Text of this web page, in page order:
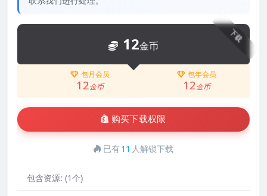
下载
12金币
包月会员
12金币
包年会员
12金币
购买下载权限
已有11 人解锁下载
包含资源: (1个)